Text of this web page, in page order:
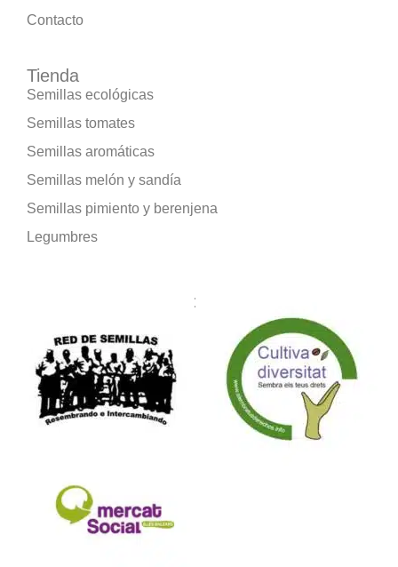
Contacto
Tienda
Semillas ecológicas
Semillas tomates
Semillas aromáticas
Semillas melón y sandía
Semillas pimiento y berenjena
Legumbres
Formamos parte de: